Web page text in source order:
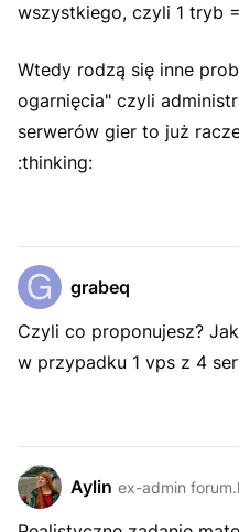
wszystkiego, czyli 1 tryb
Wtedy rodzą się inne
ogarnięcia" czyli
serwerów gier to już
:thinking:
grabeq
Czyli co proponujesz?
w przypadku 1 vps z 4
Aylin ex-admin